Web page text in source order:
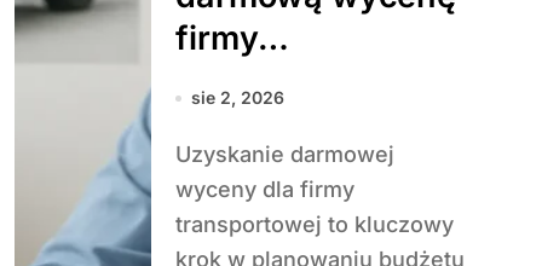
firmy
transportowej
sie 2, 2026
Uzyskanie darmowej
wyceny dla firmy
transportowej to kluczowy
krok w planowaniu budżetu